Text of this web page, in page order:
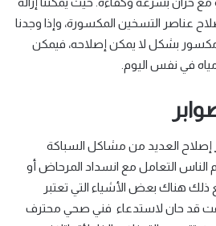
عناصر التسخين المكسورة، وإذا وجدنا
بشكل لا يمكن إصلاحه، فيمكن
في نفس اليوم.
إصلاح العديد من مشاكل السباكة
التعامل مع انسداد المرحاض أو
هناك بعض الأشياء التي تعتبر
قد حان لاستدعاء فني صحي محترف